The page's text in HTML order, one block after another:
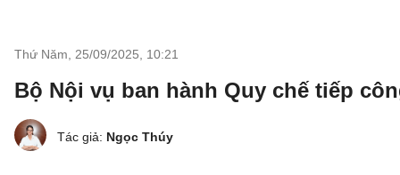
Thứ Năm, 25/09/2025 10:21
Bộ Nội vụ ban hành Quy chế tiếp
Tác giả: Ngọc Thúy